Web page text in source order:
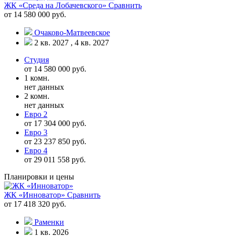
ЖК «Среда на Лобачевского» Сравнить
от 14 580 000 руб.
Очаково-Матвеевское
2 кв. 2027 , 4 кв. 2027
Студия
от 14 580 000 руб.
1 комн.
нет данных
2 комн.
нет данных
Евро 2
от 17 304 000 руб.
Евро 3
от 23 237 850 руб.
Евро 4
от 29 011 558 руб.
Планировки и цены
ЖК «Инноватор» Сравнить
от 17 418 320 руб.
Раменки
1 кв. 2026